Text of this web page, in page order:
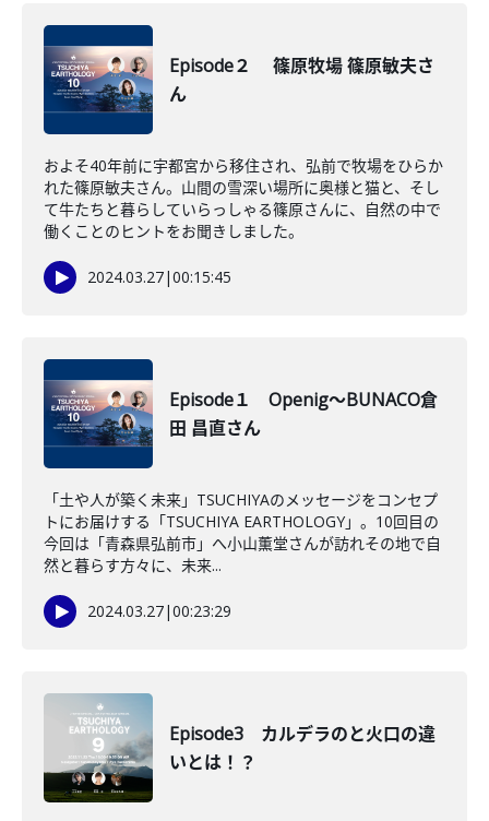
Episode２ 篠原牧場 篠原敏夫さ
ん
およそ40年前に宇都宮から移住され、弘前で牧場をひらか
れた篠原敏夫さん。山間の雪深い場所に奥様と猫と、そし
て牛たちと暮らしていらっしゃる篠原さんに、自然の中で
働くことのヒントをお聞きしました。
2024.03.27|00:15:45
Episode１ Openig～BUNACO倉
田 昌直さん
「土や人が築く未来」TSUCHIYAのメッセージをコンセプ
トにお届けする「TSUCHIYA EARTHOLOGY」。10回目の
今回は「青森県弘前市」へ小山薫堂さんが訪れその地で自
然と暮らす方々に、未来...
2024.03.27|00:23:29
Episode3 カルデラのと火口の違
いとは！？